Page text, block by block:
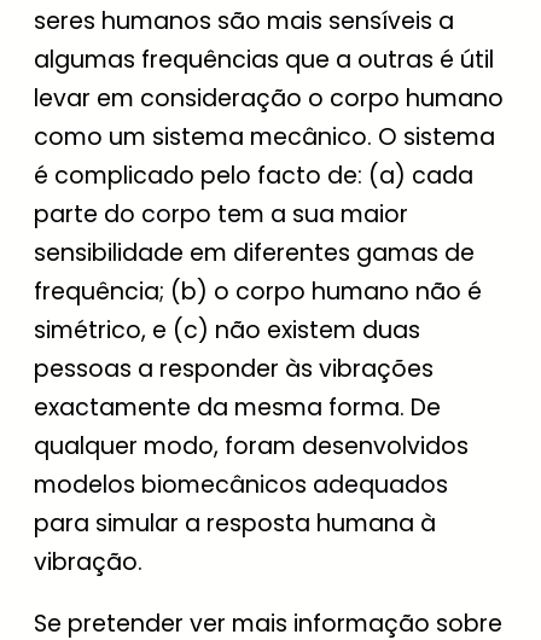
seres humanos são mais sensíveis a
algumas frequências que a outras é útil
levar em consideração o corpo humano
como um sistema mecânico. O sistema
é complicado pelo facto de: (a) cada
parte do corpo tem a sua maior
sensibilidade em diferentes gamas de
frequência; (b) o corpo humano não é
simétrico, e (c) não existem duas
pessoas a responder às vibrações
exactamente da mesma forma. De
qualquer modo, foram desenvolvidos
modelos biomecânicos adequados
para simular a resposta humana à
vibração.
Se pretender ver mais informação sobre